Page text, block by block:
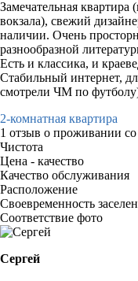
Замечательная квартира
вокзала), свежий
наличии. Очень
разнообразной
Есть и классика, и
Стабильный интернет,
смотрели ЧМ по
2-комнатная квартира
1 отзыв о проживании со
Чистота
Цена - качество
Качество обслуживания
Расположение
Своевременность
Соответствие фото
Сергей